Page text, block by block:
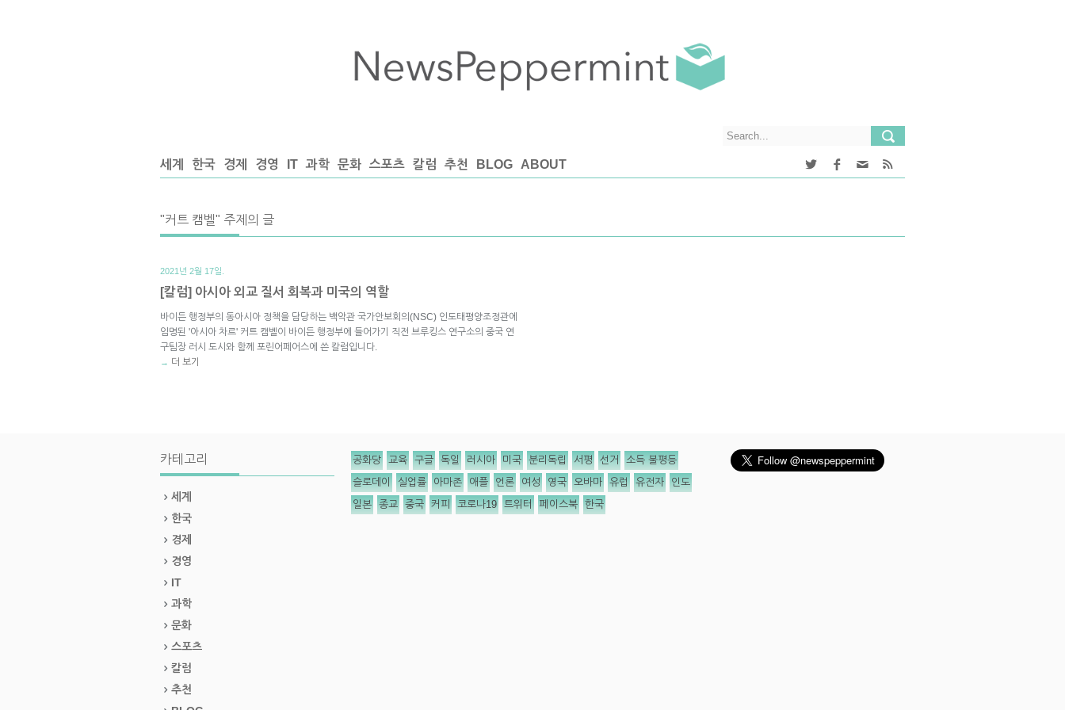
세계 한국 경제 경영 IT 과학 문화 스포츠 칼럼 추천 BLOG ABOUT
"커트 캠벨" 주제의 글
2021년 2월 17일.
[칼럼] 아시아 외교 질서 회복과 미국의 역할
바이든 행정부의 동아시아 정책을 담당하는 백악관 국가안보회의(NSC) 인도태평양조정관에
임명된 '아시아 차르' 커트 캠벨이 바이든 행정부에 들어가기 직전 브루킹스 연구소의 중국 연
구팀장 러시 도시와 함께 포린어페어스에 쓴 칼럼입니다.
→ 더 보기
카테고리
세계
한국
경제
경영
IT
과학
문화
스포츠
칼럼
추천
공화당 교육 구글 독일 러시아 미국 분리독립 서평 선거 소득 불평등
슬로데이 실업률 아마존 애플 언론 여성 영국 오바마 유럽 유전자 인도
일본 종교 중국 커피 코로나19 트위터 페이스북 한국